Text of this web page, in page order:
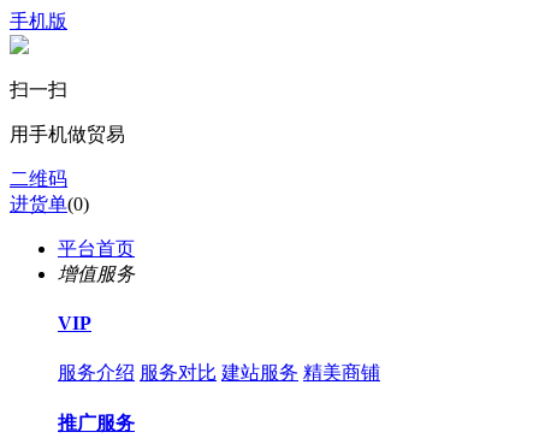
手机版
扫一扫
用手机做贸易
二维码
进货单(0)
平台首页
增值服务
VIP
服务介绍 服务对比 建站服务 精美商铺
推广服务